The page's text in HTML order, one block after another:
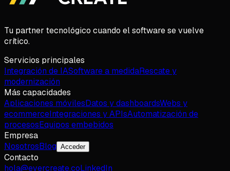
Tu partner tecnológico cuando el software se vuelve
crítico.
Servicios principales
Integración de IASoftware a medidaRescate y
modernización
Más capacidades
Aplicaciones móvilesDatos y dashboardsWebs y
ecommerceIntegraciones y APIsAutomatización de
procesosEquipos embebidos
Empresa
NosotrosBlog Acceder
Contacto
hola@evercreate.coLinkedIn